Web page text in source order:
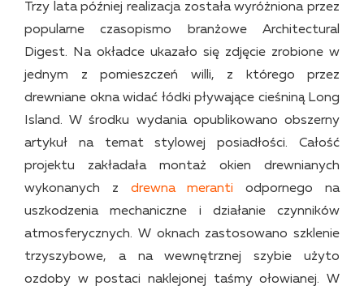
Trzy lata później realizacja została wyróżniona przez
popularne czasopismo branżowe Architectural
Digest. Na okładce ukazało się zdjęcie zrobione w
jednym z pomieszczeń willi, z którego przez
drewniane okna widać łódki pływające cieśniną Long
Island. W środku wydania opublikowano obszerny
artykuł na temat stylowej posiadłości. Całość
projektu zakładała montaż okien drewnianych
wykonanych z drewna meranti odpornego na
uszkodzenia mechaniczne i działanie czynników
atmosferycznych. W oknach zastosowano szklenie
trzyszybowe, a na wewnętrznej szybie użyto
ozdoby w postaci naklejonej taśmy ołowianej. W